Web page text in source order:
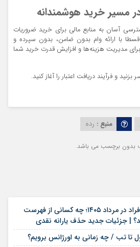
مسیر خرید هوشمندانه
آسان به منابع مالی برای خرید ضروریات
با ارائه وام بدون ضامن، بدون سپرده و
برای مدیریت هزینه‌ها و افزایش قدرت خرید شما
و فرآیند دریافت اعتبار را آغاز کنید.
منبع : رده
بدون برچسب می باشد.
قطع یارانه این گروه از افراد در مرداد ۱۴۰۵؛ چه کسانی از فهرست
| جزئیات جدید حذف یارانه نقدی
تا تب / چه زمانی به اورژانس برویم؟